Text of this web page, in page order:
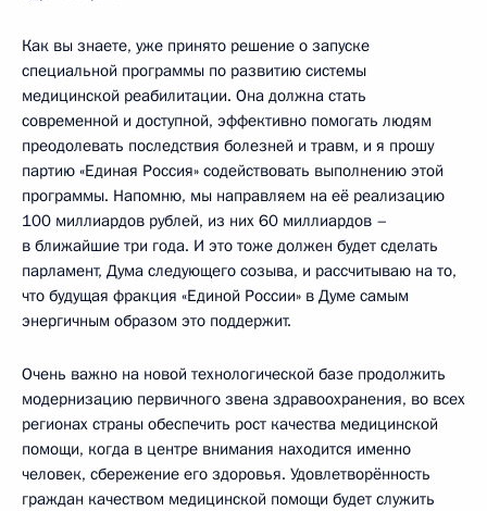
Как вы знаете, уже принято решение о запуске
специальной программы по развитию системы
медицинской реабилитации. Она должна стать
современной и доступной, эффективно помогать людям
преодолевать последствия болезней и травм, и я прошу
партию «Единая Россия» содействовать выполнению этой
программы. Напомню, мы направляем на её реализацию
100 миллиардов рублей, из них 60 миллиардов –
в ближайшие три года. И это тоже должен будет сделать
парламент, Дума следующего созыва, и рассчитываю на то,
что будущая фракция «Единой России» в Думе самым
энергичным образом это поддержит.
Очень важно на новой технологической базе продолжить
модернизацию первичного звена здравоохранения, во всех
регионах страны обеспечить рост качества медицинской
помощи, когда в центре внимания находится именно
человек, сбережение его здоровья. Удовлетворённость
граждан качеством медицинской помощи будет служить